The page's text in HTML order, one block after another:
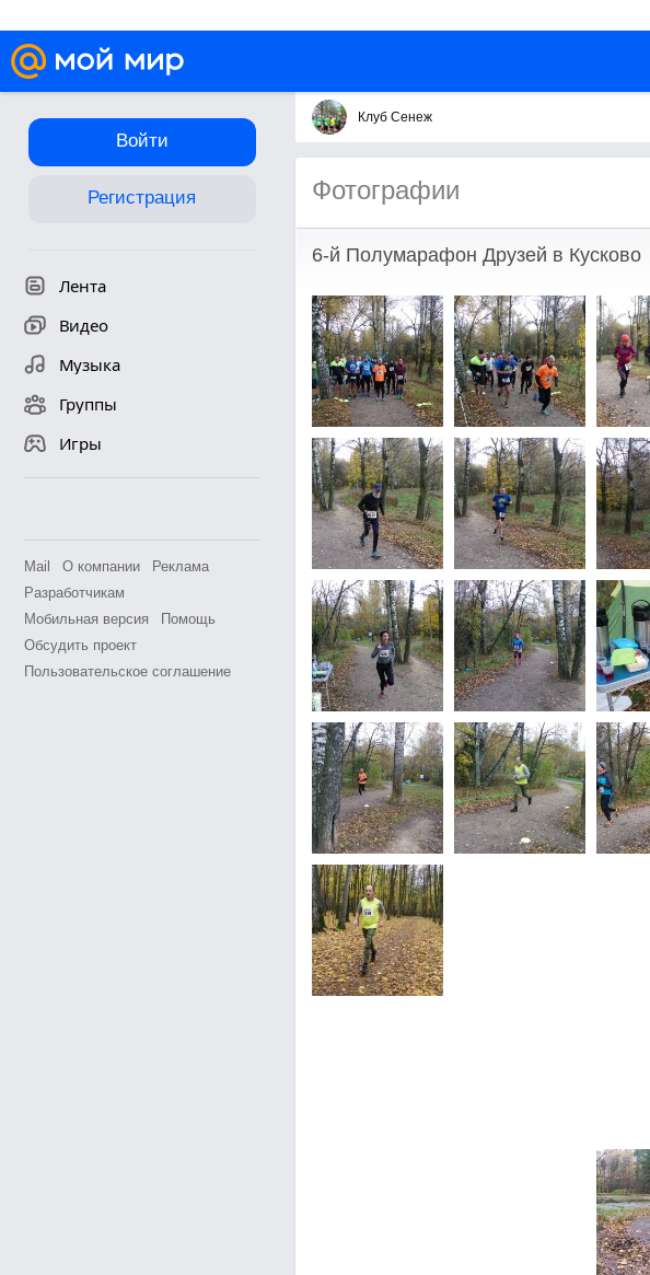
Войти
Регистрация
Лента
Видео
Музыка
Группы
Игры
Mail О компании
Реклама
Разработчикам
Мобильная версия
Помощь
Обсудить проект
Пользовательское соглашение
Клуб Сенеж
Фотографии
6-й Полумарафон Друзей в Кусково